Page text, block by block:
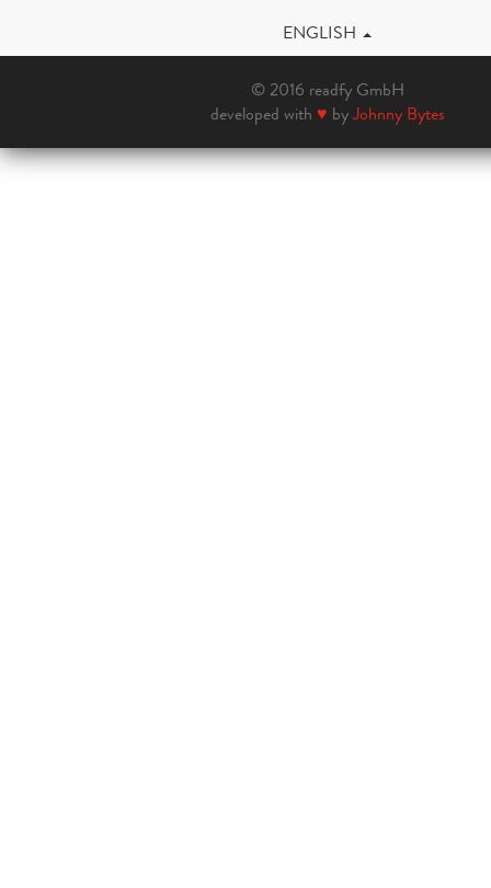
ENGLISH
© 2016 readfy GmbH
developed with ♥ byJohnny Bytes